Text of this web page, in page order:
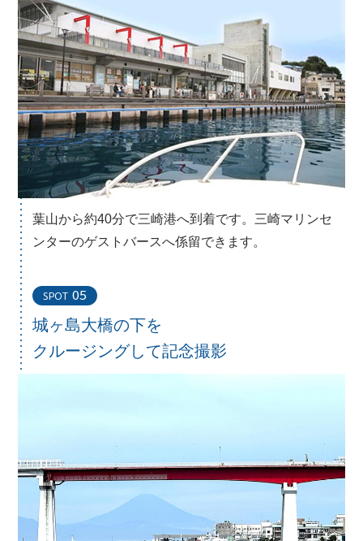
葉山から約40分で三崎港へ到着です。三崎マリンセ
ンターのゲストバースへ係留できます。
SPOT 05
城ヶ島大橋の下を
クルージングして記念撮影